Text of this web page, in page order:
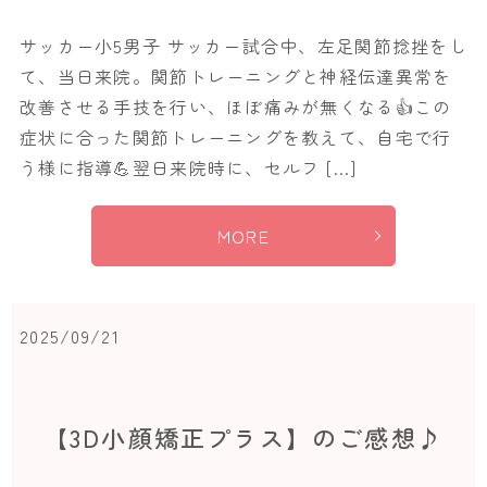
サッカー小5男子 サッカー試合中、左足関節捻挫をし
て、当日来院。関節トレーニングと神経伝達異常を
改善させる手技を行い、ほぼ痛みが無くなる👍この
症状に合った関節トレーニングを教えて、自宅で行
う様に指導💪翌日来院時に、セルフ […]
MORE
2025/09/21
【3D小顔矯正プラス】のご感想♪